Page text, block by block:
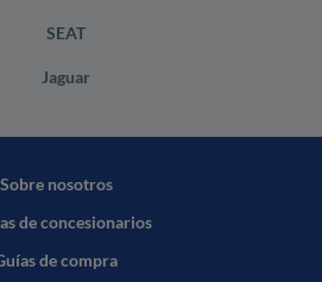
SEAT
Jaguar
Sobre nosotros
de concesionarios
de compra